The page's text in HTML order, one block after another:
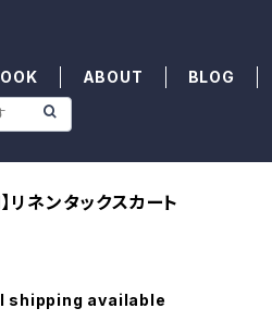
ABOUT
BLOG
リネンタックスカート
shipping available